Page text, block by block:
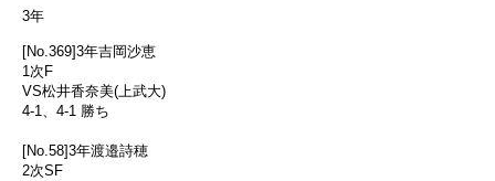
3年
[No.369]3年吉岡沙恵
1次F
VS松井香奈美(上武大)
4-1、4-1 勝ち
[No.58]3年渡邉詩穂
2次SF